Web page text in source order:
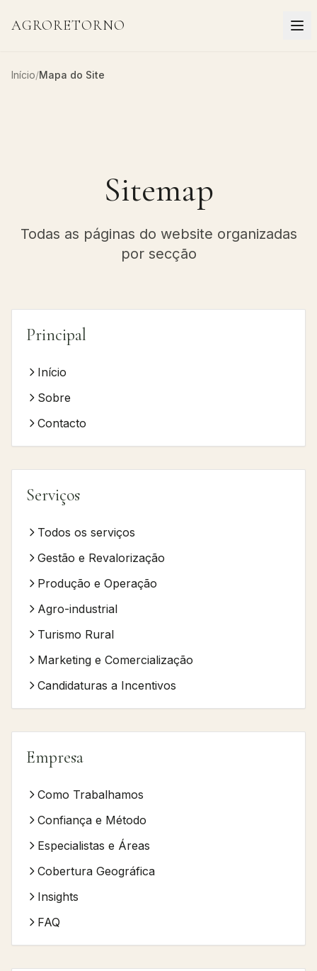
AGRORETORNO
Início/Mapa do Site
Sitemap
Todas as páginas do website organizadas
por secção
Principal
Início
Sobre
Contacto
Serviços
Todos os serviços
Gestão e Revalorização
Produção e Operação
Agro-industrial
Turismo Rural
Marketing e Comercialização
Candidaturas a Incentivos
Empresa
Como Trabalhamos
Confiança e Método
Especialistas e Áreas
Cobertura Geográfica
Insights
FAQ